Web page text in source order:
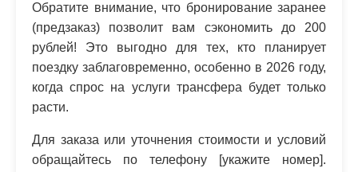
Обратите внимание, что бронирование заранее
(предзаказ) позволит вам сэкономить до 200
рублей! Это выгодно для тех, кто планирует
поездку заблаговременно, особенно в 2026 году,
когда спрос на услуги трансфера будет только
расти.
Для заказа или уточнения стоимости и условий
обращайтесь по телефону [укажите номер].